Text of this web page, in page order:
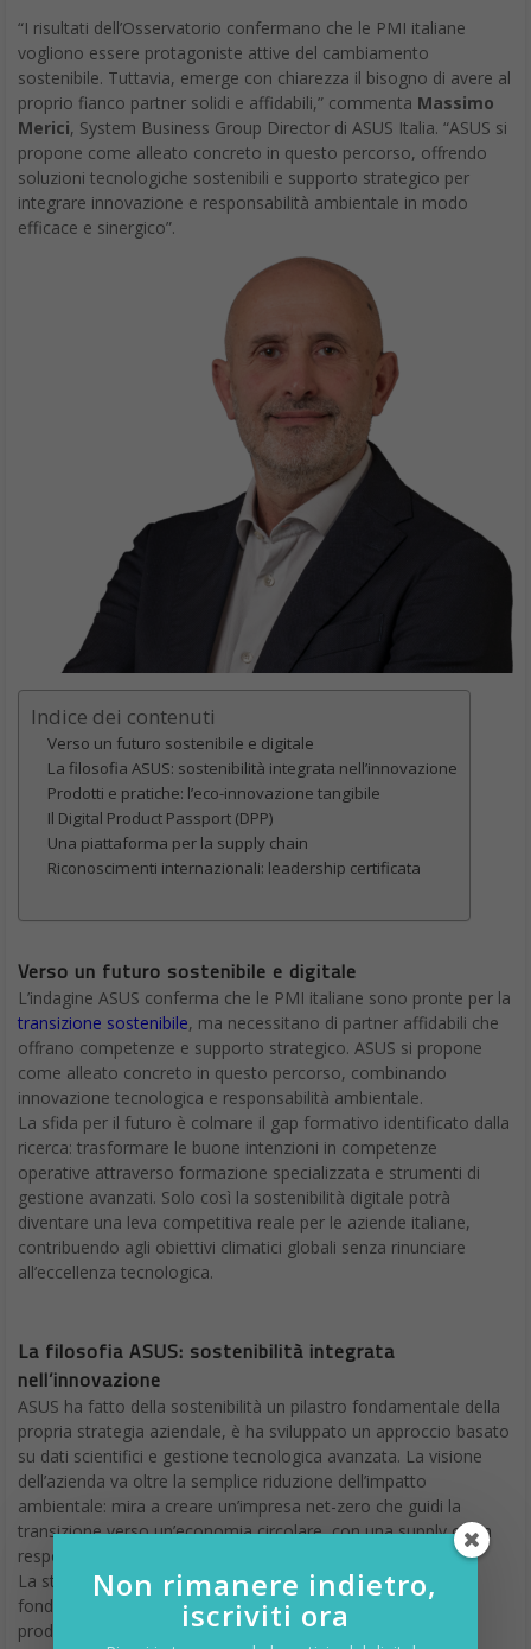
“I risultati dell’Osservatorio confermano che le PMI italiane
vogliono essere protagoniste attive del cambiamento
sostenibile. Tuttavia, emerge con chiarezza il bisogno di avere al
proprio fianco partner solidi e affidabili,” commenta Massimo
Merici, System Business Group Director di ASUS Italia. “ASUS si
propone come alleato concreto in questo percorso, offrendo
soluzioni tecnologiche sostenibili e supporto strategico per
integrare innovazione e responsabilità ambientale in modo
efficace e sinergico”.
Indice dei contenuti
Verso un futuro sostenibile e digitale
La filosofia ASUS: sostenibilità integrata nell’innovazione
Prodotti e pratiche: l’eco-innovazione tangibile
Il Digital Product Passport (DPP)
Una piattaforma per la supply chain
Riconoscimenti internazionali: leadership certificata
Verso un futuro sostenibile e digitale
L’indagine ASUS conferma che le PMI italiane sono pronte per la
transizione sostenibile, ma necessitano di partner affidabili che
offrano competenze e supporto strategico. ASUS si propone
come alleato concreto in questo percorso, combinando
innovazione tecnologica e responsabilità ambientale.
La sfida per il futuro è colmare il gap formativo identificato dalla
ricerca: trasformare le buone intenzioni in competenze
operative attraverso formazione specializzata e strumenti di
gestione avanzati. Solo così la sostenibilità digitale potrà
diventare una leva competitiva reale per le aziende italiane,
contribuendo agli obiettivi climatici globali senza rinunciare
all’eccellenza tecnologica.
La filosofia ASUS: sostenibilità integrata
nell’innovazione
ASUS ha fatto della sostenibilità un pilastro fondamentale della
propria strategia aziendale, è ha sviluppato un approccio basato
su dati scientifici e gestione tecnologica avanzata. La visione
dell’azienda va oltre la semplice riduzione dell’impatto
ambientale: mira a creare un’impresa net-zero che guidi la
transizione verso un’economia circolare, con una supply chain
responsabile che genera valore condiviso.
La strategia ESG di ASUS si articola su cinque pilastri
fondamentali: governance sostenibile, azione climatica,
produzione responsabile, trasformazione digitale e gestione
Non rimanere indietro,
iscriviti ora